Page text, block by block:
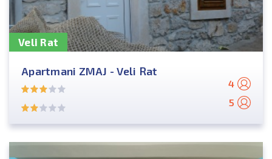
Veli Rat
Apartmani ZMAJ - Veli Rat
4
5